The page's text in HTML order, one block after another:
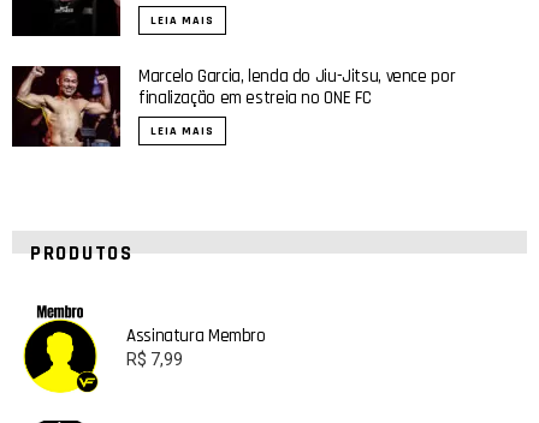
LEIA MAIS
Marcelo Garcia, lenda do Jiu-Jitsu, vence por
finalização em estreia no ONE FC
LEIA MAIS
PRODUTOS
Assinatura Membro
R$ 7,99